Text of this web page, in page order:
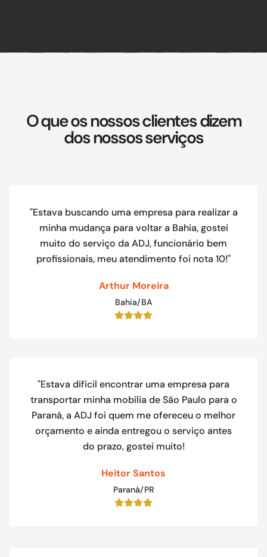
O que os nossos clientes dizem
dos nossos serviços
"Estava buscando uma empresa para realizar a
minha mudança para voltar a Bahia, gostei
muito do serviço da ADJ, funcionário bem
profissionais, meu atendimento foi nota 10!"
Arthur Moreira
Bahia/BA
"Estava difícil encontrar uma empresa para
transportar minha mobília de São Paulo para o
Paraná, a ADJ foi quem me ofereceu o melhor
orçamento e ainda entregou o serviço antes
do prazo, gostei muito!
Heitor Santos
Paraná/PR